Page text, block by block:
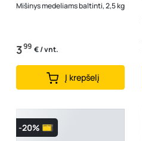
Mišinys medeliams baltinti, 2,5 kg
399 € / vnt.
Į krepšelį
-20%